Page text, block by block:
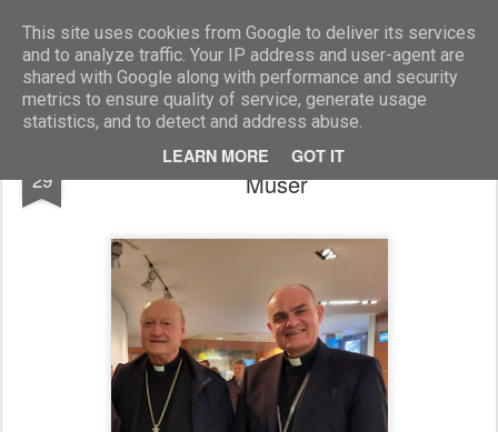
This site uses cookies from Google to deliver its services
and to analyze traffic. Your IP address and user-agent are
shared with Google along with performance and security
metrics to ensure quality of service, generate usage
statistics, and to detect and address abuse.
LEARN MORE GOT IT
Marcellino Radogna - Fotonotizie per la stampa
29
mons. Gianfranco Ravasi e mons. Ivo
Muser